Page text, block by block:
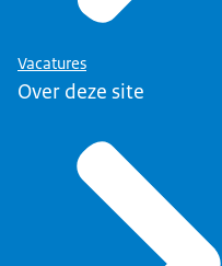
Vacatures
Over deze site